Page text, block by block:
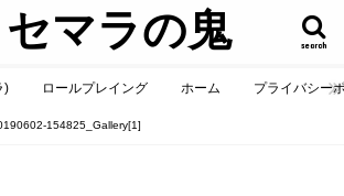
セマラの鬼 search
) ロールプレイング ホーム プライバシー
154825_Gallery[1]